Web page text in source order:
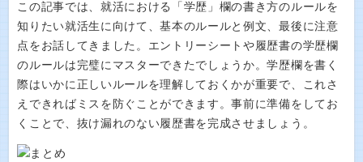
この記事では、就活における「学歴」欄の書き方のルールを
知りたい就活生に向けて、基本のルールと例文、最後に注意
点をお話してきました。エントリーシートや履歴書の学歴欄
のルールは完璧にマスターできたでしょうか。学歴欄を書く
際はいかに正しいルールを理解しておくかが重要で、これさ
えできればミスを防ぐことができます。事前に準備をしてお
くことで、抜け漏れのない履歴書を完成させましょう。